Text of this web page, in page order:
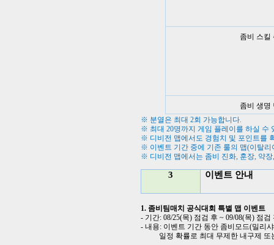
좀비 스킬
좀비 생명
※ 분열은 최대 2회 가능합니다
※ 최대 20명까지 게임 플레이를 하실 수
※ 디비전 맵에서도 경험치 및 포인트를
※ 이벤트 기간 중에 기존 룰의 맵(이탈리
※ 디비전 맵에서는 좀비 진화 훈장 약장
3 이벤트 안내
1. 좀비팀매치 공식대회 특별 맵 이벤트
- 기간: 08/25(목) 점검 후 ~ 09/08(목) 점검
- 내용: 이벤트 기간 동안 좀비모드(밀리샤
일정 확률로 최대 무제한 내구제 또